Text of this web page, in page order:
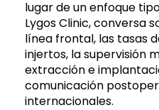
lugar de un enfoque
Lygos Clinic, conversa
línea frontal, las tasas
injertos, la supervisión
extracción e
comunicación
internacionales.